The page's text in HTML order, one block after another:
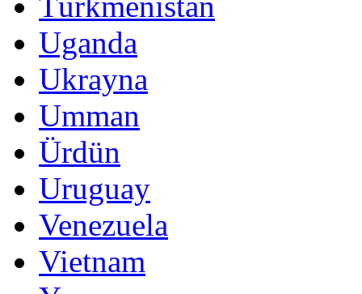
Uganda
Ukrayna
Umman
Ürdün
Uruguay
Venezuela
Vietnam